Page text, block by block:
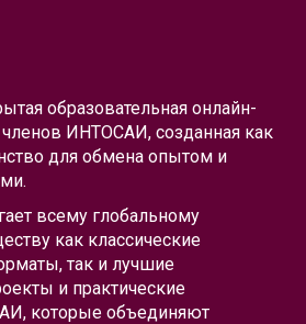
образовательная онлайн-
ИНТОСАИ, созданная как
для обмена опытом и
всему глобальному
как классические
так и лучшие
и практические
которые объединяют